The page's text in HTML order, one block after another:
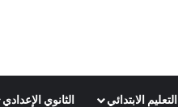
التعليم الابتدائي الثانوي الإعدادي